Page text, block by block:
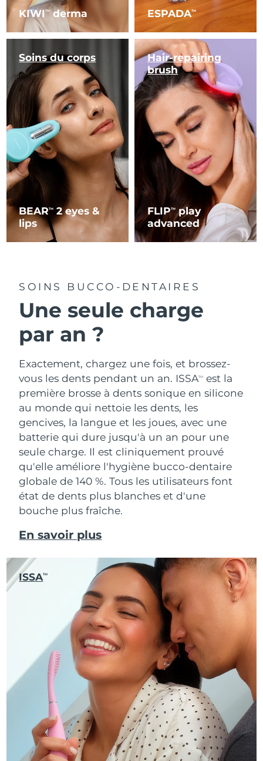
KIWITMderma ESPADATM
BEARTM
2 eyes &
lips
Soins du corps
FLIPTMplay
advanced
Hair-repairing
brush
SOINS BUCCO-DENTAIRES
Une seule charge
par an ?
Exactement, chargez une fois, et brossez-
vous les dents pendant un an. ISSATM
est la
première brosse à dents sonique en silicone
au monde qui nettoie les dents, les
gencives, la langue et les joues, avec une
batterie qui dure jusqu'à un an pour une
seule charge. Il est cliniquement prouvé
qu'elle améliore l'hygiène bucco-dentaire
globale de 140 %. Tous les utilisateurs font
état de dents plus blanches et d'une
bouche plus fraîche.
En savoir plus
ISSATM